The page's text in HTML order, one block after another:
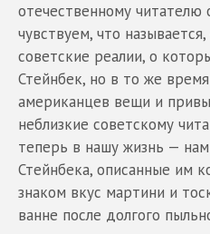
отечественному
чувствуем, что
советские реалии, о
Стейнбек, но в то же
американцев вещи и
неблизкие советскому
теперь в нашу жизнь —
Стейнбека, описанные им
знаком вкус мартини и
ванне после долгого